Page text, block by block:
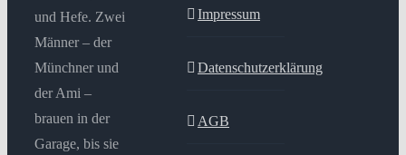
und Hefe. Zwei
Männer – der
Münchner und
der Ami –
brauen in der
Garage, bis sie
Impressum
Datenschutzerklärung
AGB